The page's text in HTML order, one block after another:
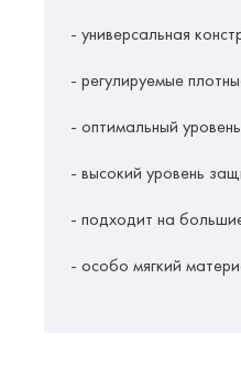
- универсальная
- регулируемые
- оптимальный
- высокий уровень
- подходит на
- особо мягкий